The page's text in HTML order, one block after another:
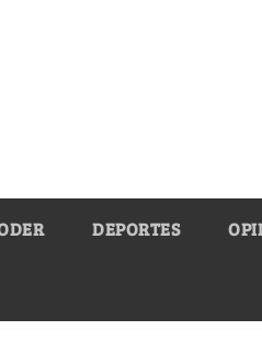
DEPORTES